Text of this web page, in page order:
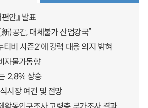
안』 발표
)공간, 대체불가 산업강국”
티비 시즌2’에 강력 대응 의지 밝혀
자물가동향
2.8% 상승
시장 여건 및 전망